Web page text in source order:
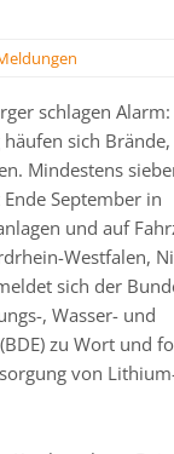
schlagen
sich
Mindestens
September in
und auf
Westfalen,
sich der
, Wasser- und
zu Wort und
von